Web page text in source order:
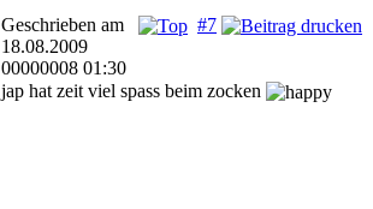
#7
Geschrieben am
18.08.2009
00000008 01:30
jap hat zeit viel spass beim zocken